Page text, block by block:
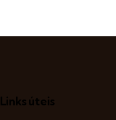
Links úteis